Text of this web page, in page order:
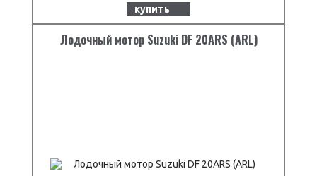
купить
Лодочный мотор Suzuki DF 20ARS (ARL)